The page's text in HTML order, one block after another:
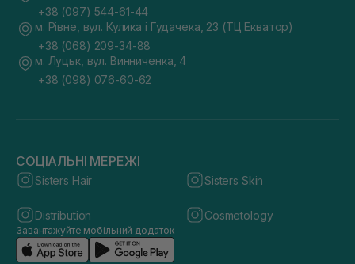
+38 (097) 544-61-44
м. Рівне, вул. Кулика і Гудачека, 23 (ТЦ Екватор)
+38 (068) 209-34-88
м. Луцьк, вул. Винниченка, 4
+38 (098) 076-60-62
СОЦІАЛЬНІ МЕРЕЖІ
Sisters Hair Sisters Skin
Distribution Cosmetology
Завантажуйте мобільний додаток